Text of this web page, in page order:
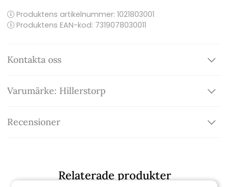
Produktens artikelnummer: 1021803001
Produktens EAN-kod: 7319078030011
Kontakta oss
Varumärke: Hillerstorp
Recensioner
Relaterade produkter